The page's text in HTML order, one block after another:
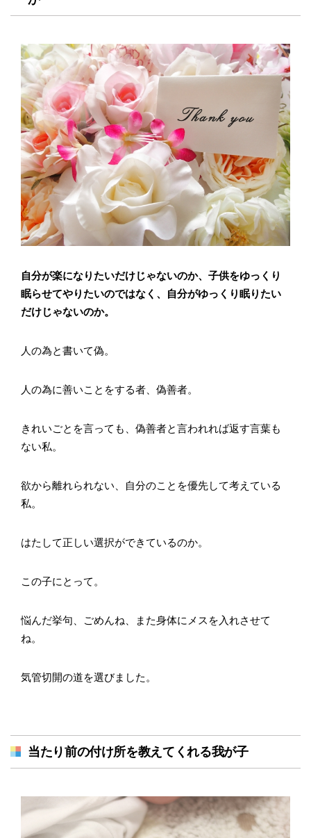
自分が楽になりたいだけじゃないのか、子供をゆっくり
眠らせてやりたいのではなく、自分がゆっくり眠りたい
だけじゃないのか。
人の為と書いて偽。
人の為に善いことをする者、偽善者。
きれいごとを言っても、偽善者と言われれば返す言葉も
ない私。
欲から離れられない、自分のことを優先して考えている
私。
はたして正しい選択ができているのか。
この子にとって。
悩んだ挙句、ごめんね、また身体にメスを入れさせて
ね。
気管切開の道を選びました。
当たり前の付け所を教えてくれる我が子